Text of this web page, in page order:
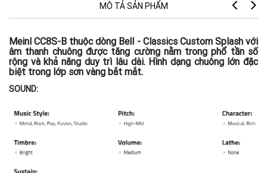
MÔ TẢ SẢN PHẨM
Meinl CC8S-B thuộc dòng Bell - Classics Custom Splash với
âm thanh chuông được tăng cường nằm trong phổ tần số
rộng và khả năng duy trì lâu dài. Hình dạng chuông lớn đặc
biệt trong lớp sơn vàng bắt mắt.
SOUND: